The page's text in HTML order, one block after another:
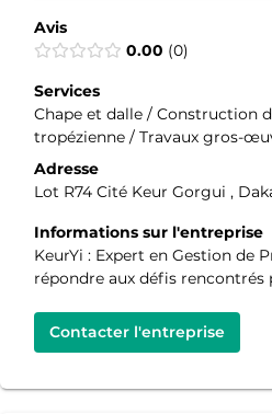
Avis
0.00 0
Services
Chape et dalle / Construction
tropézienne / Travaux gros-
Adresse
Lot R74 Cité Keur Gorgui ,
Informations sur l'entreprise
KeurYi : Expert en Gestion de
répondre aux défis
Contacter l'entreprise